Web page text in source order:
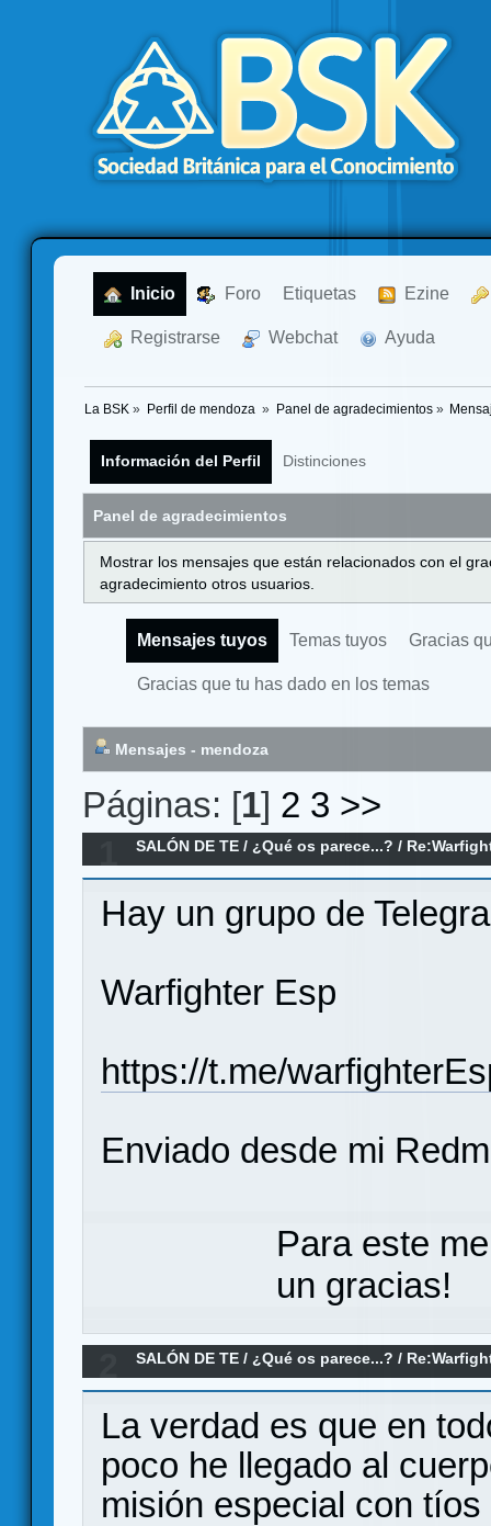
Inicio Foro Etiquetas Ezine
Registrarse Webchat Ayuda
La BSK » Perfil de mendoza » Panel de agradecimientos»
Información del Perfil Distinciones
Panel de agradecimientos
Mostrar los mensajes que están relacionados con el
agradecimiento otros usuarios.
Mensajes tuyos Temas tuyos Gracias
Gracias que tu has dado en los temas
Mensajes - mendoza
Páginas: [1] 2 3 >>
SALÓN DE TE /¿Qué os parece...? /
Hay un grupo de
Warfighter Esp
https://t.me/
Enviado desde mi
Para este
un gracias!
SALÓN DE TE /¿Qué os parece...? /
La verdad es que en
poco he llegado al
misión especial con